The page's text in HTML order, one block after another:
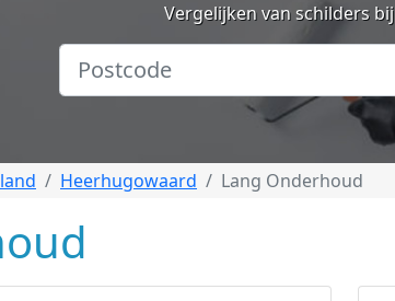
Vergelijken van schilders
Heerhugowaard Lang Onderhoud